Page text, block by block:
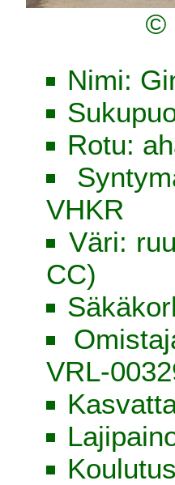
©
Nimi:
Rotu:
VHKR
Väri:
CC)
VRL-